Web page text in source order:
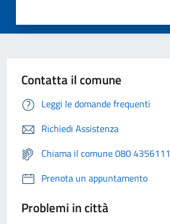
Contatta il comune
Leggi le domande frequenti
Richiedi Assistenza
Chiama il comune 080 4356111
Prenota un appuntamento
Problemi in città